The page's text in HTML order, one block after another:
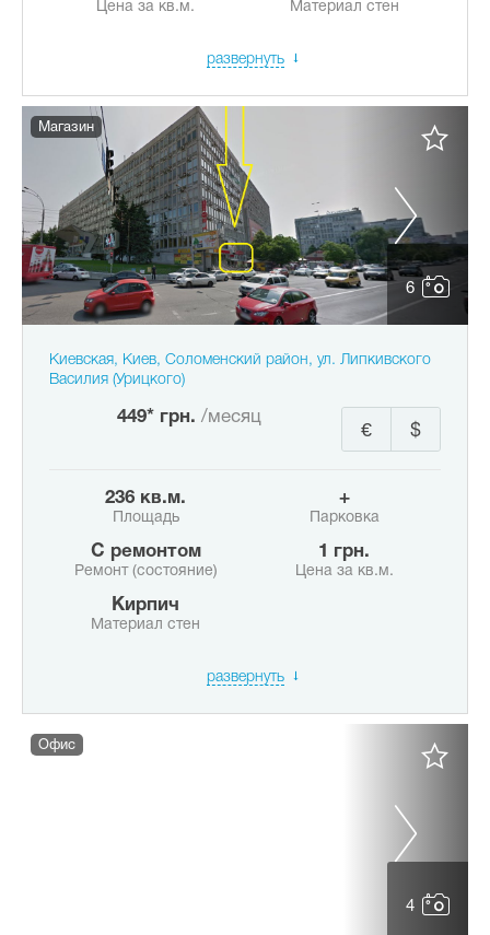
Цена за кв.м. Материал стен
развернуть
6
Магазин
Киевская, Киев, Соломенский район, ул. Липкивского
Василия (Урицкого)
449* грн. /месяц
$
€
236 кв.м.
Площадь
+
Парковка
с ремонтом
Ремонт (состояние)
1 грн.
Цена за кв.м.
Кирпич
Материал стен
развернуть
4
Офис